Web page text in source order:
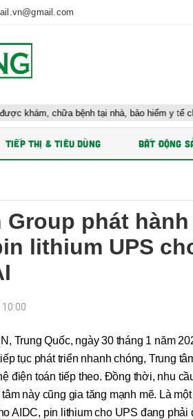
bệnh tại nhà, bảo hiểm y tế chi trả
TIẾP THỊ & TIÊU DÙNG BẤT ĐỘNG
Group phát
lithium UPS
Trung Quốc, ngày 30 tháng 1 năm
tục phát triển nhanh chóng, Trung
điện toán tiếp theo. Đồng thời, nhu
này cũng gia tăng mạnh mẽ. Là
AIDC, pin lithium cho UPS đang